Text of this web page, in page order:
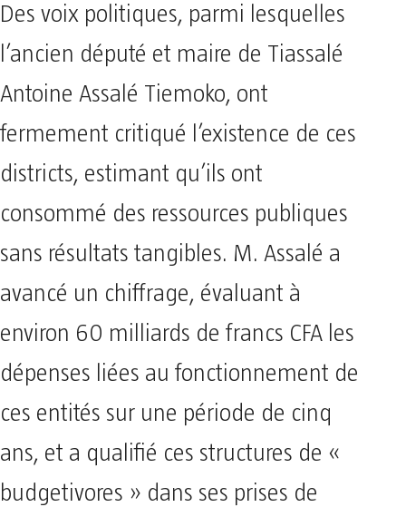
Des voix politiques, parmi lesquelles
l’ancien député et maire de Tiassalé
Antoine Assalé Tiemoko, ont
fermement critiqué l’existence de ces
districts, estimant qu’ils ont
consommé des ressources publiques
sans résultats tangibles. M. Assalé a
avancé un chiffrage, évaluant à
environ 60 milliards de francs CFA les
dépenses liées au fonctionnement de
ces entités sur une période de cinq
ans, et a qualifié ces structures de «
budgetivores » dans ses prises de